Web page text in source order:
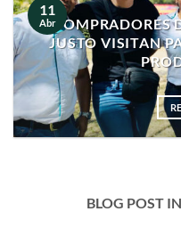
COMPRADORES
JUSTO VISITAN
11
Abr
BLOG POST